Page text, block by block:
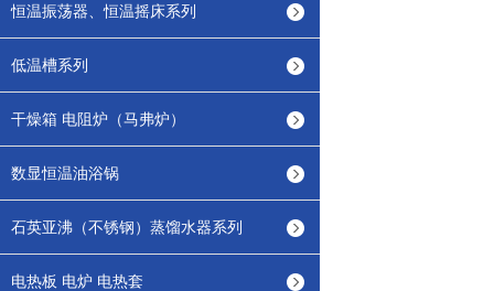
恒温振荡器、恒温摇床系列
低温槽系列
干燥箱 电阻炉（马弗炉）
数显恒温油浴锅
石英亚沸（不锈钢）蒸馏水器系列
电热板 电炉 电热套